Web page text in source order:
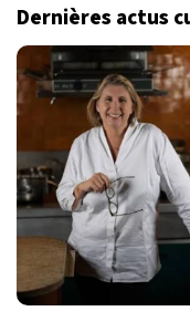
Dernières actus